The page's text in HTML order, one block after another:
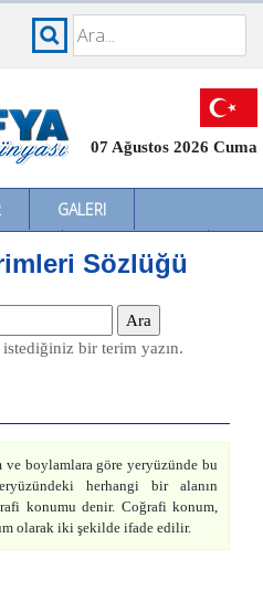
07 Ağustos 2026 Cuma
GALERI
İL İL TÜRKIYE
Sözlüğü
bir terim yazın.
boylamlara göre yeryüzünde bu
herhangi bir alanın
konumu denir. Coğrafi konum,
olarak iki şekilde ifade edilir.